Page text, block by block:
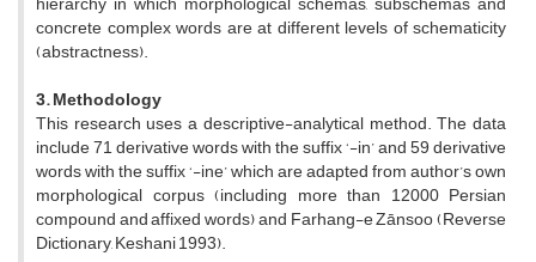
concrete complex words are at different levels of schematicity
(abstractness).
3. Methodology
This research uses a descriptive-analytical method. The data
include 71 derivative words with the suffix ‘-in’ and 59 derivative
words with the suffix ‘-ine’ which are adapted from author’s own
morphological corpus (including more than 12000 Persian
compound and affixed words) and Farhang-e Zānsoo (Reverse
Dictionary, Keshani 1993).